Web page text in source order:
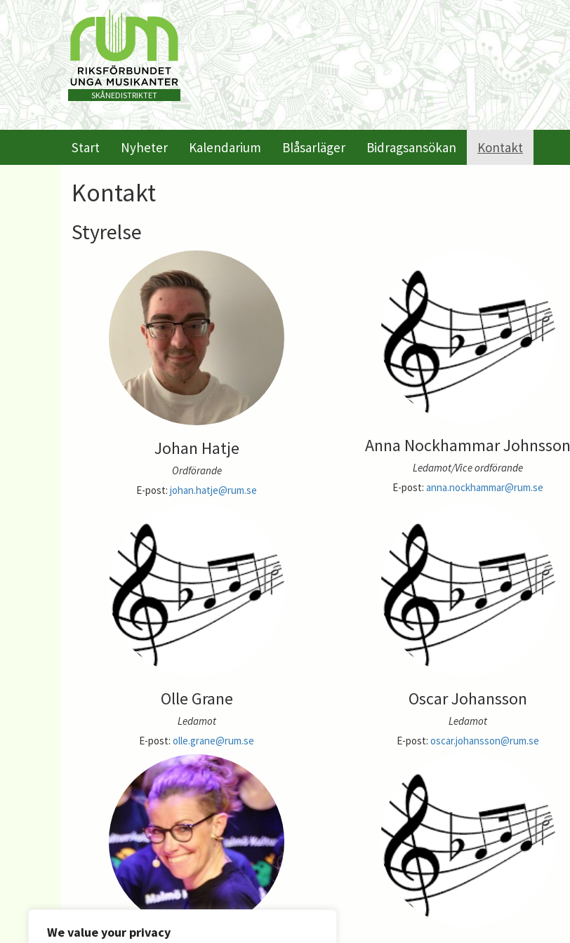
We value your privacy
SKÅNEDISTRIKTET
Start Nyheter Kalendarium Blåsarläger Bidragsansökan Kontakt
Kontakt
Styrelse
Johan Hatje
Ordförande
E-post:johan.hatje@rum.se
Anna Nockhammar Johnsson
Ledamot/Vice ordförande
E-post: anna.nockhammar@rum.se
Olle Grane
Ledamot
E-post:olle.grane@rum.se
Oscar Johansson
Ledamot
E-post: oscar.johansson@rum.se